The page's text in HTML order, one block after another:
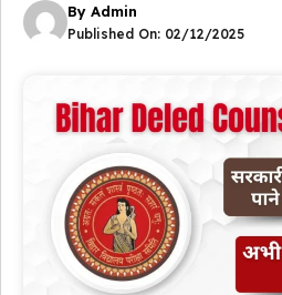
By Admin
Published On: 02/12/2025